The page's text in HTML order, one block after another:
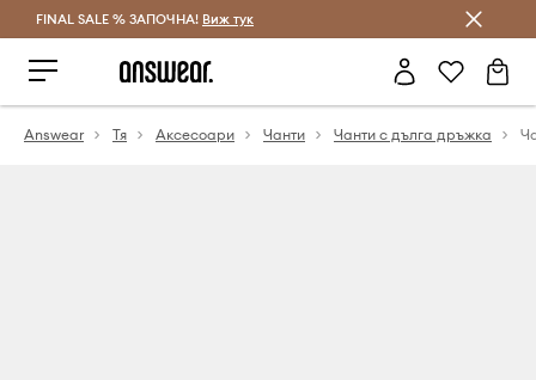
Спестявай с Answear Club
FINAL SALE % ЗАПОЧНА! Виж тук
Answear Тя Аксесоари Чанти Чанти с дълга дръжка